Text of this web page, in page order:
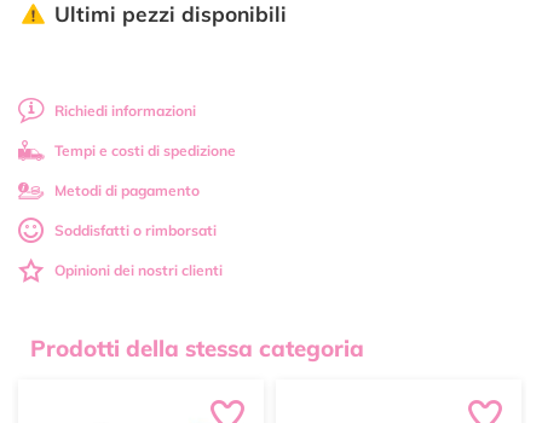
Ultimi pezzi disponibili
Richiedi informazioni
Tempi e costi di spedizione
Metodi di pagamento
Soddisfatti o rimborsati
Opinioni dei nostri clienti
Prodotti della stessa categoria